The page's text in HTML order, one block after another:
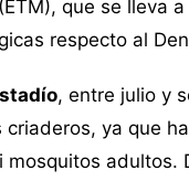
que se lleva
respecto al
, entre julio y
criaderos, ya que
mosquitos adultos.